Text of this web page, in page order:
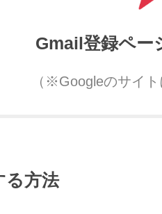
Gmail登録ペー
（※Googleのサイト
る方法